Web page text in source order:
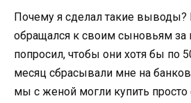
Почему я сделал такие выводы?
обращался к своим сыновьям
попросил, чтобы они хотя бы по
месяц сбрасывали мне на
мы с женой могли купить